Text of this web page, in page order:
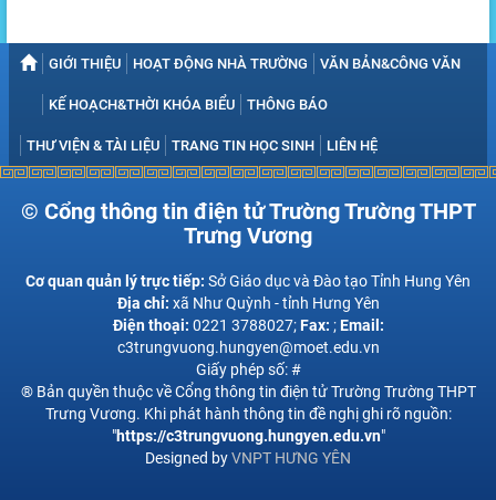
GIỚI THIỆU HOẠT ĐỘNG NHÀ TRƯỜNG VĂN BẢN&CÔNG VĂN
KẾ HOẠCH&THỜI KHÓA BIỂU THÔNG BÁO
THƯ VIỆN & TÀI LIỆU TRANG TIN HỌC SINH LIÊN HỆ
© Cổng thông tin điện tử Trường Trường THPT
Trưng Vương
Cơ quan quản lý trực tiếp: Sở Giáo dục và Đào tạo Tỉnh Hung Yên
Địa chỉ: xã Như Quỳnh - tỉnh Hưng Yên
Điện thoại: 0221 3788027;Fax: ;Email:
c3trungvuong.hungyen@moet.edu.vn
Giấy phép số: #
® Bản quyền thuộc về Cổng thông tin điện tử Trường Trường THPT
Trưng Vương. Khi phát hành thông tin đề nghị ghi rõ nguồn:
"https://c3trungvuong.hungyen.edu.vn"
Designed byVNPT HƯNG YÊN